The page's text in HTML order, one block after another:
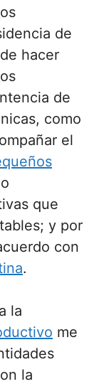
de
hacer
de
como
el
que
y por
con
.
la
me
la